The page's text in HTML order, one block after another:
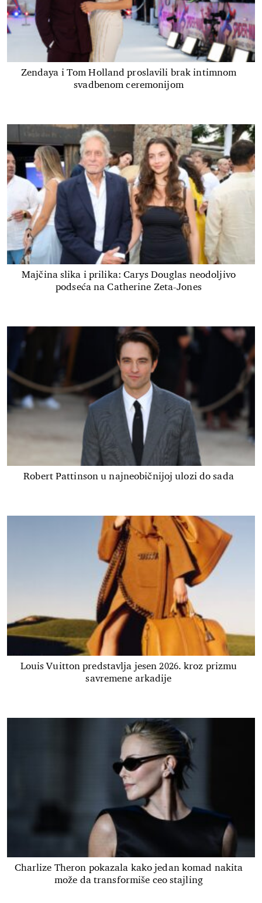
Zendaya i Tom Holland proslavili brak intimnom
svadbenom ceremonijom
Majčina slika i prilika: Carys Douglas neodoljivo
podseća na Catherine Zeta-Jones
Robert Pattinson u najneobičnijoj ulozi do sada
Louis Vuitton predstavlja jesen 2026. kroz prizmu
savremene arkadije
Charlize Theron pokazala kako jedan komad nakita
može da transformiše ceo stajling